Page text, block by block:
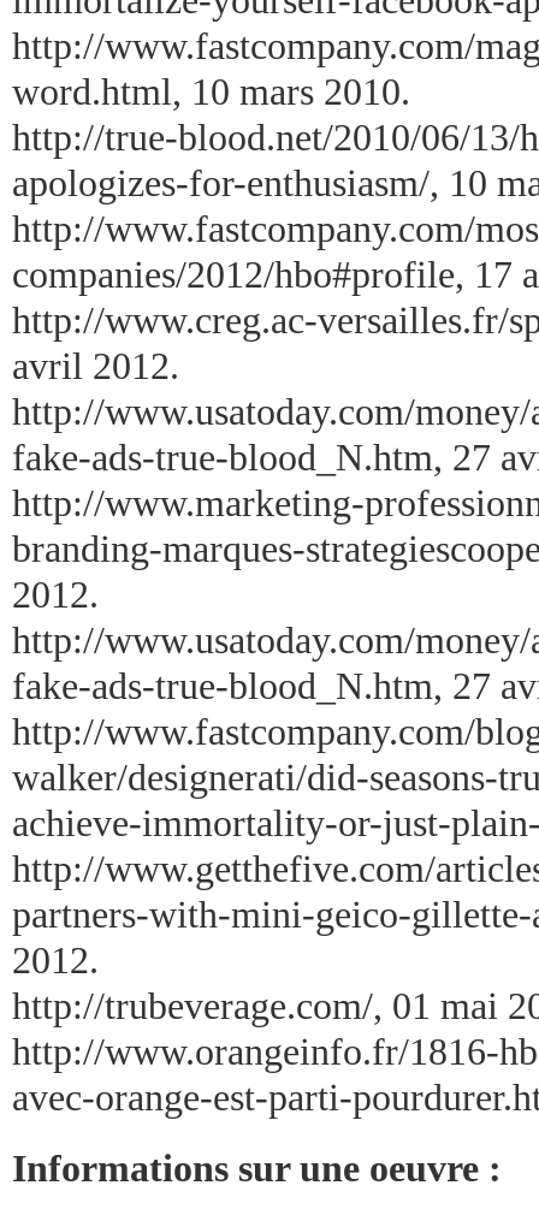
http://www.fastcompany.com/
word.html, 10 mars 2010.
http://true-blood.net/2010/06/13/
apologizes-for-enthusiasm/, 10
http://www.fastcompany.com/
companies/2012/hbo#profile, 17
http://www.creg.ac-
avril 2012.
http://www.usatoday.com/
fake-ads-true-blood_N.htm, 27
http://www.marketing-
branding-marques-
2012.
http://www.usatoday.com/
fake-ads-true-blood_N.htm, 27
http://www.fastcompany.com/
walker/designerati/did-seasons-
achieve-immortality-or-just-
http://www.getthefive.com/
partners-with-mini-geico-
2012.
http://trubeverage.com/, 01 mai
http://www.orangeinfo.fr/1816-
avec-orange-est-parti-
Informations sur une oeuvre :